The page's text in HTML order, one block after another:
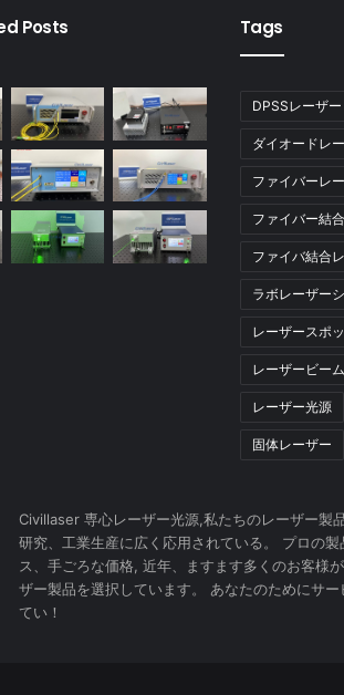
Posts Tags
DPSSレーザー
ダイオードレ
ファイバーレ
ファイバー結
ファイバ結合
ラボレーザー
レーザースポ
レーザービーム
レーザー光源
固体レーザー
Civillaser 専心レーザー光源,私たちのレーザー製
研究、工業生産に広く応用されている。 プロの製
ス、手ごろな価格, 近年、ますます多くのお客様
ザー製品を選択しています。 あなたのためにサー
てい！